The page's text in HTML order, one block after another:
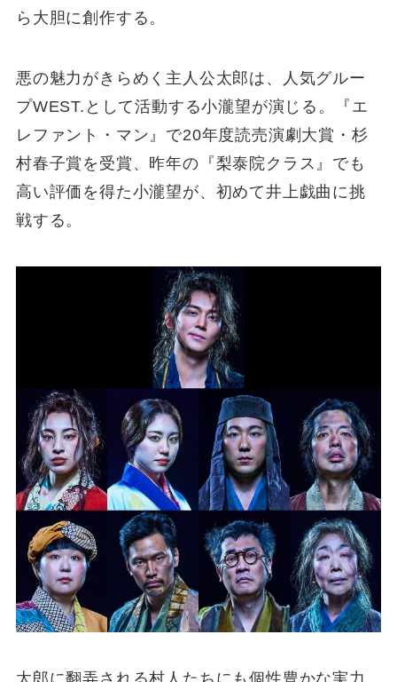
ら大胆に創作する。
悪の魅力がきらめく主人公太郎は、人気グルー
プWEST.として活動する小瀧望が演じる。『エ
レファント・マン』で20年度読売演劇大賞・杉
村春子賞を受賞、昨年の『梨泰院クラス』でも
高い評価を得た小瀧望が、初めて井上戯曲に挑
戦する。